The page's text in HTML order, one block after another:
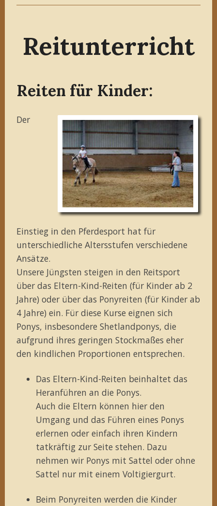
Reitunterricht
Reiten für Kinder:
Der
Einstieg in den Pferdesport hat für
unterschiedliche Altersstufen verschiedene
Ansätze.
Unsere Jüngsten steigen in den Reitsport
über das Eltern-Kind-Reiten (für Kinder ab 2
Jahre) oder über das Ponyreiten (für Kinder ab
4 Jahre) ein. Für diese Kurse eignen sich
Ponys, insbesondere Shetlandponys, die
aufgrund ihres geringen Stockmaßes eher
den kindlichen Proportionen entsprechen.
Das Eltern-Kind-Reiten beinhaltet das
Heranführen an die Ponys.
Auch die Eltern können hier den
Umgang und das Führen eines Ponys
erlernen oder einfach ihren Kindern
tatkräftig zur Seite stehen. Dazu
nehmen wir Ponys mit Sattel oder ohne
Sattel nur mit einem Voltigiergurt.
Beim Ponyreiten werden die Kinder